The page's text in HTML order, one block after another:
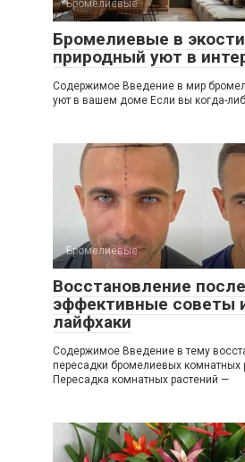
Бромелиевые
Бромелиевые в
природный уют в
Содержимое Введение в мир
уют в вашем доме Если вы когда-
Бромелиевые
Восстановление
эффективные советы
лайфхаки
Содержимое Введение в тему
пересадки бромелиевых комнатных
Пересадка комнатных растений —